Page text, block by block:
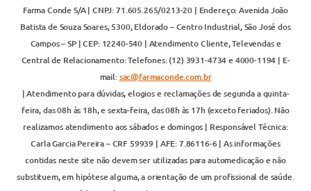
Farma Conde S/A | CNPJ: 71.605.265/0213-20 | Endereço: Avenida João
Batista de Souza Soares, 5300, Eldorado – Centro Industrial, São José dos
Campos – SP | CEP: 12240-540 | Atendimento Cliente, Televendas e
Central de Relacionamento: Telefones: (12) 3931-4734 e 4000-1194 | E-
mail:sac@farmaconde.com.br
| Atendimento para dúvidas, elogios e reclamações de segunda a quinta-
feira, das 08h às 18h, e sexta-feira, das 08h às 17h (exceto feriados). Não
realizamos atendimento aos sábados e domingos | Responsável Técnica:
Carla Garcia Pereira – CRF 59939 | AFE: 7.86116-6 | As informações
contidas neste site não devem ser utilizadas para automedicação e não
substituem, em hipótese alguma, a orientação de um profissional de saúde.